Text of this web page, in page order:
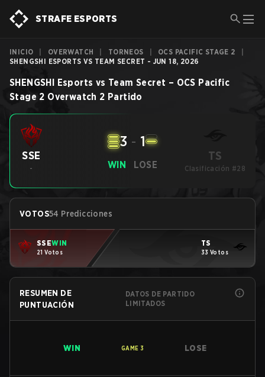
STRAFE ESPORTS
INICIO OVERWATCH TORNEOS OCS PACIFIC STAGE 2
SHENGSHI ESPORTS VS TEAM SECRET - JUN 18, 2026
SHENGSHI Esports vs Team Secret – OCS Pacific
Stage 2 Overwatch 2 Partido
SSE
- WIN
3 - 1
LOSE
TS
Clasificación #28
VOTOS54 Predicciones
SSEWIN
21 Votos
TS
33 Votos
RESUMEN DE
PUNTUACIÓN
DATOS DE PARTIDO
LIMITADOS
WIN GAME 3 LOSE